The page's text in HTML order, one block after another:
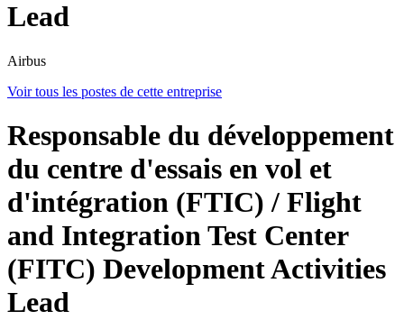
Lead
Airbus
Voir tous les postes de cette entreprise
Responsable du développement
du centre d'essais en vol et
d'intégration (FTIC) / Flight
and Integration Test Center
(FITC) Development Activities
Lead